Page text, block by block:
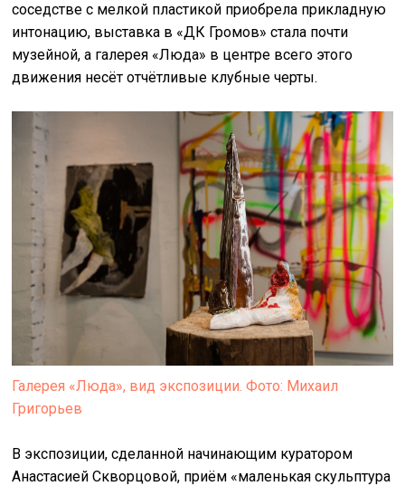
соседстве с мелкой пластикой приобрела прикладную
интонацию, выставка в «ДК Громов» стала почти
музейной, а галерея «Люда» в центре всего этого
движения несёт отчётливые клубные черты.
Галерея «Люда», вид экспозиции. Фото: Михаил
Григорьев
В экспозиции, сделанной начинающим куратором
Анастасией Скворцовой, приём «маленькая скульптура